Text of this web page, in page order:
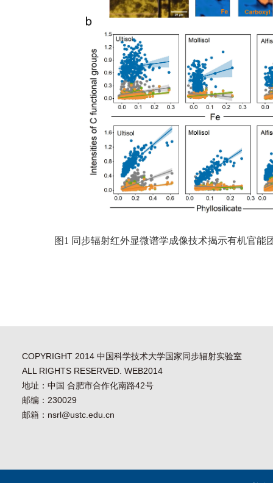
图 1 同步辐射红外显微谱学成像技术揭示有机官能
COPYRIGHT 2014 中国科学技术大学国家同步辐射实验室
ALL RIGHTS RESERVED. WEB2014
地址：中国 合肥市合作化南路42号
邮编：230029
邮箱：nsrl@ustc.edu.cn